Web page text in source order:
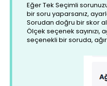
Eğer Tek Seçimli
bir soru yaparsanız,
Sorudan doğru bir skor
Ölçek seçenek sayınızı,
seçenekli bir soruda,